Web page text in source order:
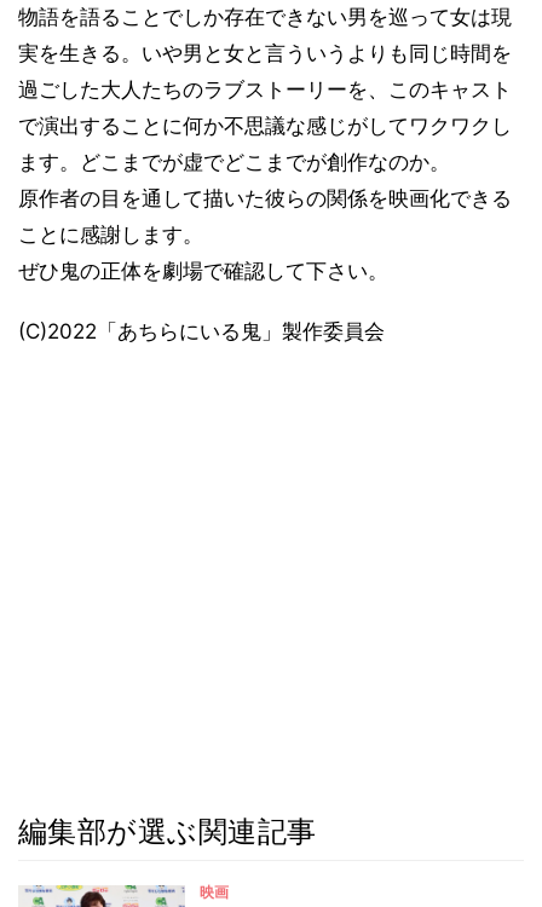
物語を語ることでしか存在できない男を巡って女は現
実を生きる。いや男と女と言ういうよりも同じ時間を
過ごした大人たちのラブストーリーを、このキャスト
で演出することに何か不思議な感じがしてワクワクし
ます。どこまでが虚でどこまでが創作なのか。
原作者の目を通して描いた彼らの関係を映画化できる
ことに感謝します。
ぜひ鬼の正体を劇場で確認して下さい。
(C)2022「あちらにいる鬼」製作委員会
編集部が選ぶ関連記事
映画